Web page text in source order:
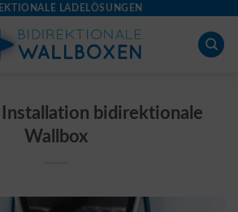
LADELÖSUNGEN
bidirektionale
Wallbox